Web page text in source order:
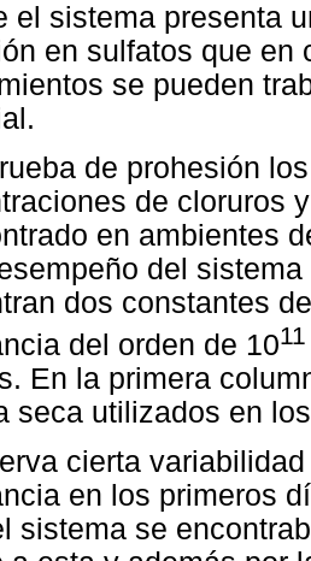
el sistema presenta
en sulfatos que en
se pueden
de prohesión
de cloruros
en ambientes
del
dos constantes
del orden de 1011
En la primera
seca utilizados en
cierta
en los primeros
sistema se